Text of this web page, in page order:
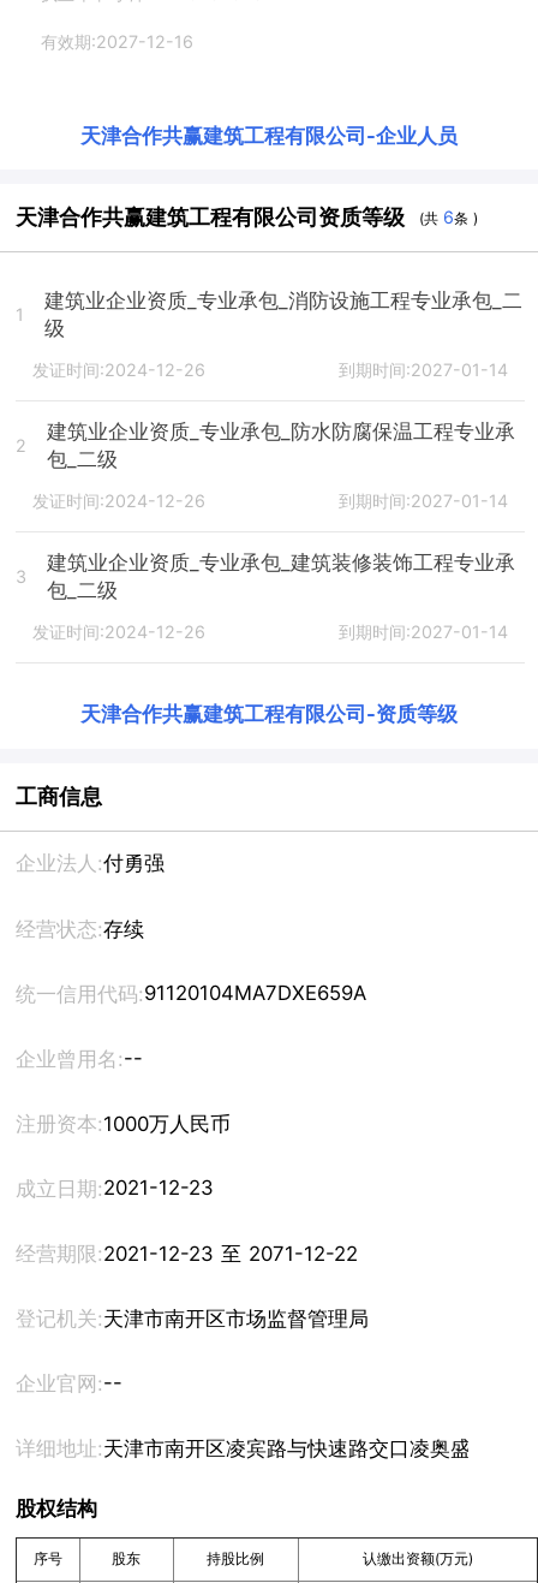
有效期:2027-12-16
天津合作共赢建筑工程有限公司 -企业人员
天津合作共赢建筑工程有限公司资质等级 (共 6条 )
1
建筑业企业资质_专业承包_消防设施工程专业承包_二
级
发证时间:2024-12-26 到期时间:2027-01-14
2
建筑业企业资质_专业承包_防水防腐保温工程专业承
包_二级
发证时间:2024-12-26 到期时间:2027-01-14
3
建筑业企业资质_专业承包_建筑装修装饰工程专业承
包_二级
发证时间:2024-12-26 到期时间:2027-01-14
天津合作共赢建筑工程有限公司 -资质等级
工商信息
企业法人:付勇强
经营状态:存续
统一信用代码:91120104MA7DXE659A
企业曾用名:--
注册资本:1000万人民币
成立日期:2021-12-23
经营期限: 2021-12-23 至 2071-12-22
登记机关:天津市南开区市场监督管理局
企业官网:--
详细地址:天津市南开区凌宾路与快速路交口凌奥盛世公寓
股权结构
序号 股东 持股比例 认缴出资额(万元)